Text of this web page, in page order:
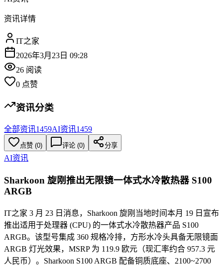
资讯详情
IT之家
2026年3月23日 09:28
26 阅读
0 点赞
资讯分类
全部资讯1459AI资讯1459
点赞 (0) 评论 (0) 分享
AI资讯
Sharkoon 旋刚推出无限镜一体式水冷散热器 S100
ARGB
IT之家 3 月 23 日消息，Sharkoon 旋刚当地时间本月 19 日宣布
推出适用于处理器 (CPU) 的一体式水冷散热器产品 S100
ARGB。该型号集成 360 规格冷排，方形水冷头具备无限镜面
ARGB 灯光效果，MSRP 为 119.9 欧元（现汇率约合 957.3 元
人民币）。Sharkoon S100 ARGB 配备铜质底座、2100~2700